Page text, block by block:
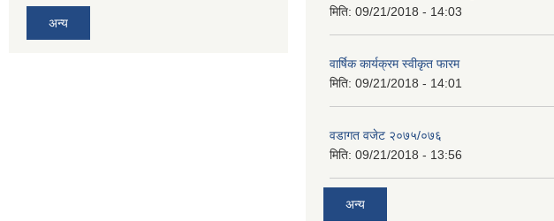
अन्य
मिति: 09/21/2018 - 14:03
वार्षिक कार्यक्रम स्वीकृत फारम
मिति: 09/21/2018 - 14:01
वडागत वजेट २०७५/०७६
मिति: 09/21/2018 - 13:56
अन्य